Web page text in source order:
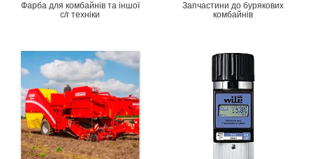
Фарба для комбайнів та іншої
с/г техніки
Запчастини до бурякових
комбайнів